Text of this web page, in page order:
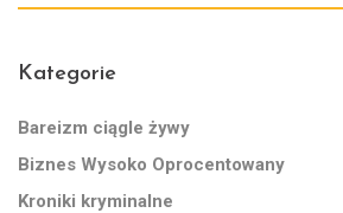
Kategorie
Bareizm ciągle żywy
Biznes Wysoko Oprocentowany
Kroniki kryminalne